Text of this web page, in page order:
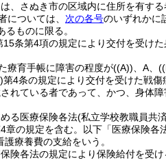
、さぬき市の区域内に住所を有する
については、 次の各号のいずれかに
ものに限る。
15条第4項の規定により交付を受け
療育手帳に障害の程度が((A)) 、A、 (
第4条の規定により交付を受けた戦
れている者であって、かつ、身体
る医療保険各法(私立学校教職員共
章の規定を含む。以下「医療保険各
療養費の支給をいう。
険各法の規定により保険給付を受